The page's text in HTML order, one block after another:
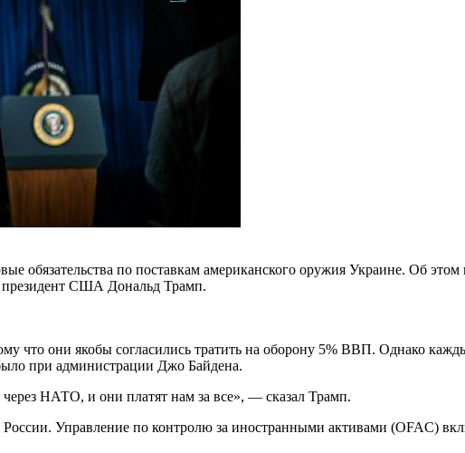
обязательства по поставкам американского оружия Украине. Об
США Дональд Трамп.
что они якобы согласились тратить на оборону 5% ВВП. Однако
при администрации Джо Байдена.
НАТО, и они платят нам за все», — сказал Трамп.
Управление по контролю за иностранными активами (OFAC)